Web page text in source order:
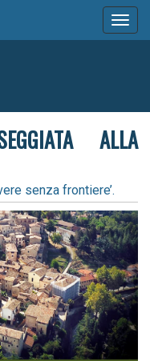
ALLA
senza frontiere’.